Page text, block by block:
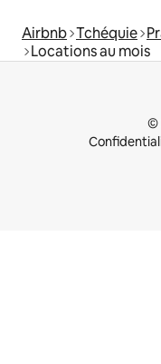
Airbnb Tchéquie
Locations au mois
©